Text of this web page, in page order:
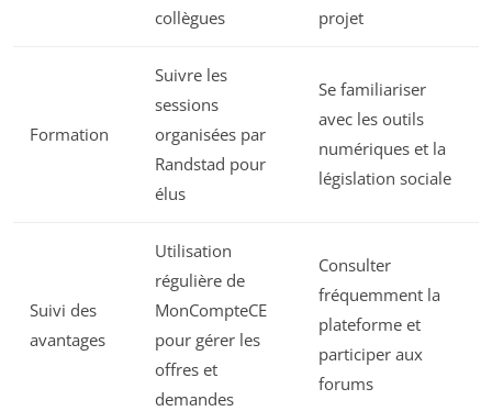
collègues
projet
Formation
Suivre les
sessions
organisées par
Randstad pour
élus
Se familiariser
avec les outils
numériques et la
législation sociale
Suivi des
avantages
Utilisation
régulière de
MonCompteCE
pour gérer les
offres et
demandes
Consulter
fréquemment la
plateforme et
participer aux
forums